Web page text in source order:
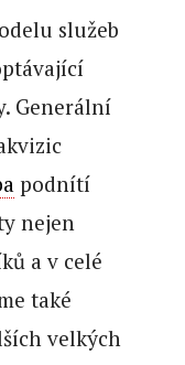
služeb
Generální
podnítí
nejen
a v celé
také
velkých